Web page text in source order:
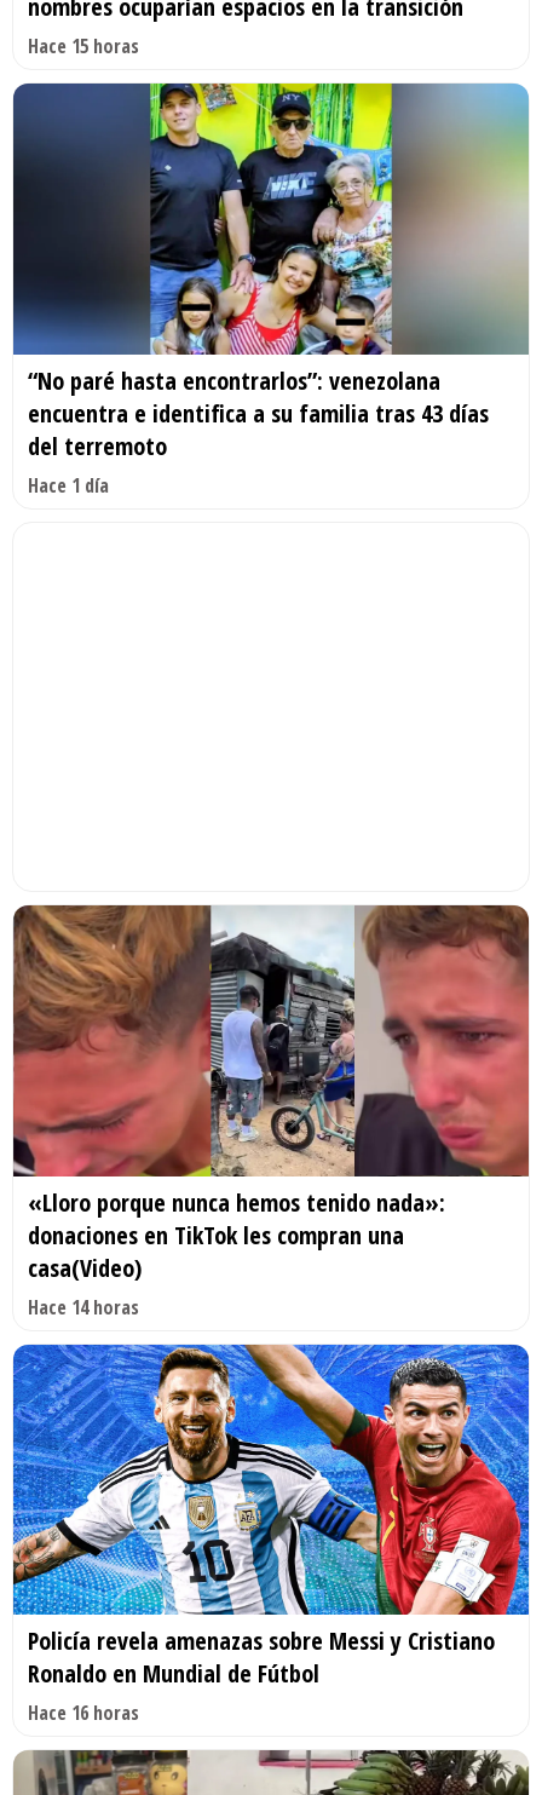
nombres ocuparían espacios en la transición
Hace 15 horas
“No paré hasta encontrarlos”: venezolana
encuentra e identifica a su familia tras 43 días
del terremoto
Hace 1 día
«Lloro porque nunca hemos tenido nada»:
donaciones en TikTok les compran una
casa(Video)
Hace 14 horas
Policía revela amenazas sobre Messi y Cristiano
Ronaldo en Mundial de Fútbol
Hace 16 horas